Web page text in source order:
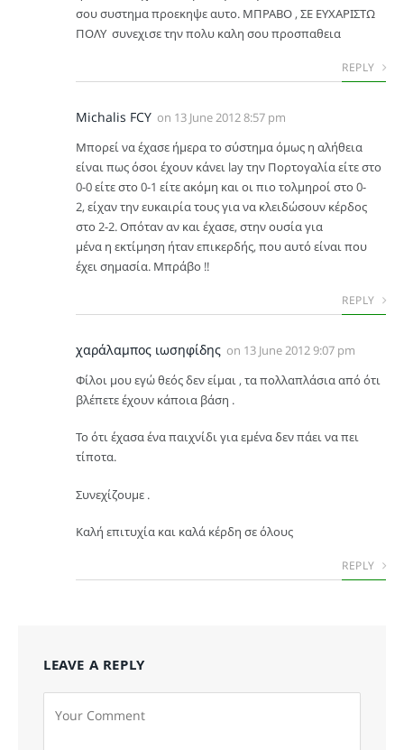
σου συστημα προεκηψε αυτο. ΜΠΡΑΒΟ , ΣΕ ΕΥΧΑΡΙΣΤΩ
ΠΟΛΥ συνεχισε την πολυ καλη σου προσπαθεια
REPLY
Michalis FCY on 13 June 2012 8:57 pm
Μπορεί να έχασε ήμερα το σύστημα όμως η αλήθεια
είναι πως όσοι έχουν κάνει lay την Πορτογαλία είτε στο
0-0 είτε στο 0-1 είτε ακόμη και οι πιο τολμηροί στο 0-
2, είχαν την ευκαιρία τους για να κλειδώσουν κέρδος
στο 2-2. Οπόταν αν και έχασε, στην ουσία για
μένα η εκτίμηση ήταν επικερδής, που αυτό είναι που
έχει σημασία. Μπράβο !!
REPLY
χαράλαμπος ιωσηφίδης on 13 June 2012 9:07 pm
Φίλοι μου εγώ θεός δεν είμαι , τα πολλαπλάσια από ότι
βλέπετε έχουν κάποια βάση .
Το ότι έχασα ένα παιχνίδι για εμένα δεν πάει να πει
τίποτα.
Συνεχίζουμε .
Καλή επιτυχία και καλά κέρδη σε όλους
REPLY
LEAVE A REPLY